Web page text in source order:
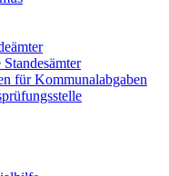
für Kommunalabgaben